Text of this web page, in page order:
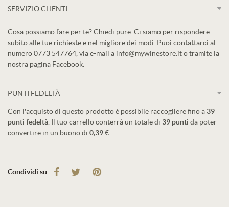
SERVIZIO CLIENTI
Cosa possiamo fare per te? Chiedi pure. Ci siamo per rispondere
subito alle tue richieste e nel migliore dei modi. Puoi contattarci al
numero 0773 547764, via e-mail a info@mywinestore.it o tramite la
nostra pagina Facebook.
PUNTI FEDELTÀ
Con l'acquisto di questo prodotto è possibile raccogliere fino a39
punti fedeltà . Il tuo carrello conterrà un totale di 39 punti da poter
convertire in un buono di 0,39 €
Condividi su